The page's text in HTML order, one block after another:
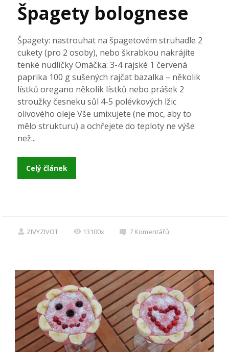
Špagety bolognese
Špagety: nastrouhat na špagetovém struhadle 2
cukety (pro 2 osoby), nebo škrabkou nakrájíte
tenké nudličky Omáčka: 3-4 rajské 1 červená
paprika 100 g sušených rajčat bazalka – několik
lístků oregano několik lístků nebo prášek 2
stroužky česneku sůl 4-5 polévkových lžic
olivového oleje Vše umixujete (ne moc, aby to
mělo strukturu) a ochřejete do teploty ne výše
než...
Celý článek
ZIVYZIVOT 13100x 7 Komentářů